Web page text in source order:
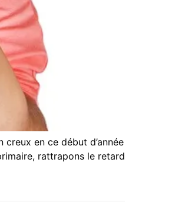
en ce début d’année
rattrapons le retard